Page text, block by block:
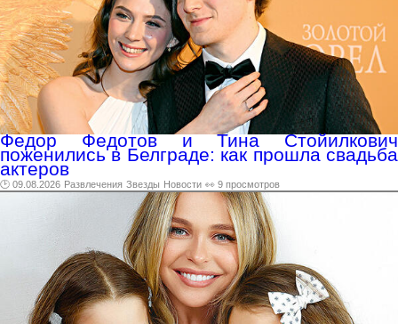
Федор Федотов и Тина Стойилкович
поженились в Белграде: как прошла свадьба
актеров
🕑 09.08.2026 Развлечения Звезды Новости 👀 9 просмотров